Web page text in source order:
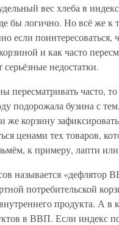
вес хлеба в
бы логично. Но всё же к
если поинтересоваться,
и как часто
недостатки.
пересматривать часто,
подорожала бузина с
же корзину
ценами тех товаров,
к примеру, лапти
называется «дефлятор
потребительской
продукта. А в
в ВВП. Если индекс